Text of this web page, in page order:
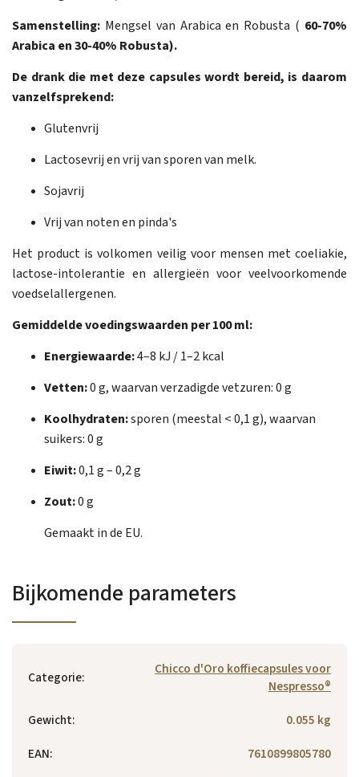
Samenstelling: Mengsel van Arabica en Robusta ( 60-70%
Arabica en 30-40% Robusta).
De drank die met deze capsules wordt bereid, is daarom
vanzelfsprekend:
Glutenvrij
Lactosevrij en vrij van sporen van melk.
Sojavrij
Vrij van noten en pinda's
Het product is volkomen veilig voor mensen met coeliakie,
lactose-intolerantie en allergieën voor veelvoorkomende
voedselallergenen.
Gemiddelde voedingswaarden per 100 ml:
Energiewaarde:4–8 kJ / 1–2 kcal
Vetten:0 g, waarvan verzadigde vetzuren: 0 g
Koolhydraten:sporen (meestal < 0,1 g), waarvan
suikers: 0 g
Eiwit:0,1 g – 0,2 g
Zout:0 g
Gemaakt in de EU.
Bijkomende parameters
Categorie:
Chicco d'Oro koffiecapsules voor
Nespresso®
Gewicht:
0.055 kg
EAN: 7610899805780